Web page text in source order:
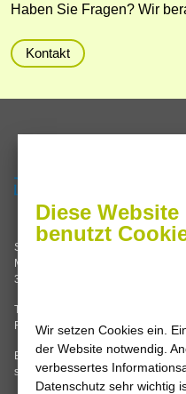
Haben Sie Fragen? Wir
Kontakt
Stadtwerke Leine-Solling GmbH
Mannenstraße 62
37186 Moringen
Tel. 05554 99347-0
Fax 05554 99347-14
E-Mail:info @stadtwerke-leine-
solling.de
Diese Website
benutzt
Wir setzen Cookies ein.
der Website notwendig.
verbessertes
Datenschutz sehr wichtig